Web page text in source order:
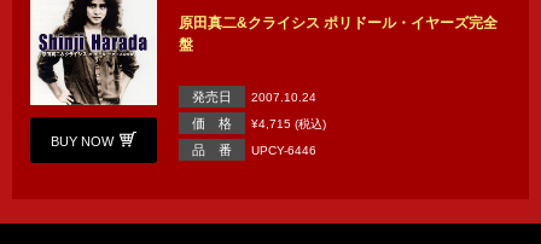
BUY NOW
原田真二&クライシス ポリドール・イヤーズ完全
盤
発売日 2007.10.24
価 格 ¥4,715 (税込)
品 番 UPCY-6446